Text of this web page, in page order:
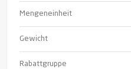
Mengeneinheit
Gewicht
Rabattgruppe